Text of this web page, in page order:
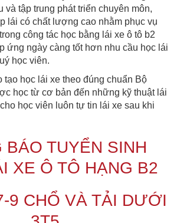
và tập trung phát triển chuyên môn,
lái có chất lượng cao nhằm phục vụ
công tác học bằng lái xe ô tô b2
ứng ngày càng tốt hơn nhu cầu học lái
học viên.
tạo học lái xe theo đúng chuẩn Bộ
học từ cơ bản đến những kỹ thuật lái
học viên luôn tự tin lái xe sau khi
BÁO TUYỂN SINH
XE Ô TÔ HẠNG B2
9 CHỔ VÀ TẢI DƯỚI